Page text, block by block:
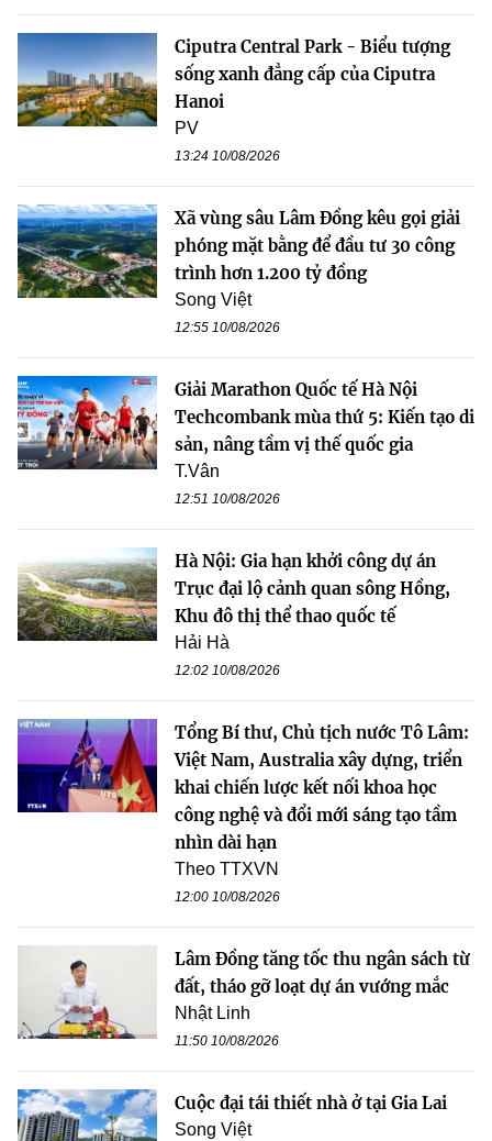
Ciputra Central Park - Biểu tượng
sống xanh đẳng cấp của Ciputra
Hanoi
PV
13:24 10/08/2026
Xã vùng sâu Lâm Đồng kêu gọi giải
phóng mặt bằng để đầu tư 30 công
trình hơn 1.200 tỷ đồng
Song Việt
12:55 10/08/2026
Giải Marathon Quốc tế Hà Nội
Techcombank mùa thứ 5: Kiến tạo di
sản, nâng tầm vị thế quốc gia
T.Vân
12:51 10/08/2026
Hà Nội: Gia hạn khởi công dự án
Trục đại lộ cảnh quan sông Hồng,
Khu đô thị thể thao quốc tế
Hải Hà
12:02 10/08/2026
Tổng Bí thư, Chủ tịch nước Tô Lâm:
Việt Nam, Australia xây dựng, triển
khai chiến lược kết nối khoa học
công nghệ và đổi mới sáng tạo tầm
nhìn dài hạn
Theo TTXVN
12:00 10/08/2026
Lâm Đồng tăng tốc thu ngân sách từ
đất, tháo gỡ loạt dự án vướng mắc
Nhật Linh
11:50 10/08/2026
Cuộc đại tái thiết nhà ở tại Gia Lai
Song Việt